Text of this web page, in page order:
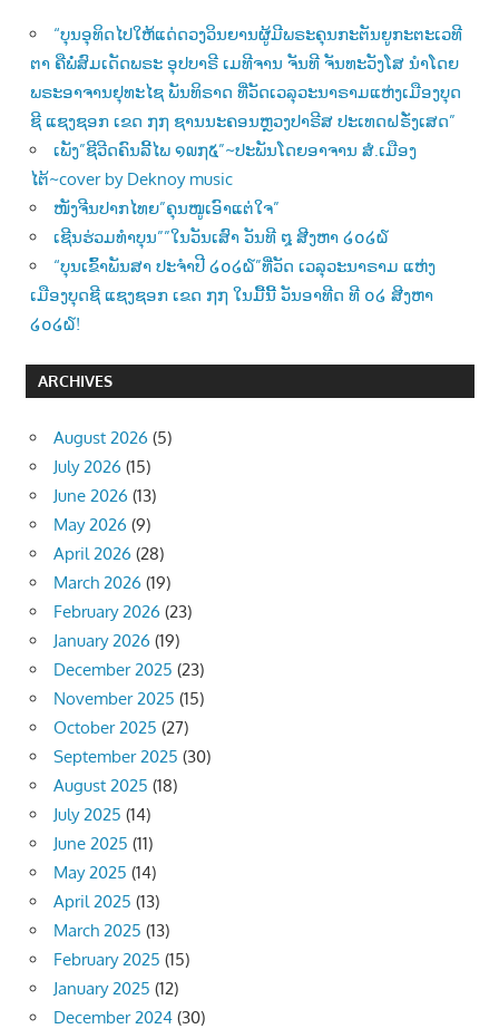
“ບຸນອຸທິດໄປໃຫ້ແດ່ດວງວິນຍານຜູ້ມີພຣະຄຸນກະຕັນຍູກະຕະເວທີ
ຕາ ຄືພໍ່ສົມເດັດພຣະ ອຸປບາຣີ ເມທີຈານ ຈັນທີ ຈັນທະວັງໂສ ນຳໂດຍ
ພຣະອາຈານຢຸທະໄຊ ພັນທິຣາດ ທີ່ວັດເວລຸວະນາຣາມແຫ່ງເມືອງບຸດ
ຊີ ແຊງຊອກ ເຂດ ໗໗ ຊານນະຄອນຫຼວງປາຣີສ ປະເທດຝຣັ່ງເສດ”
ເພັງ”ຊີວີດຄົນລີ້ໄພ ໑໙໗໕”~ປະພັນໂດຍອາຈານ ສໍ.ເມືອງ
ໄຕ້~cover by Deknoy music
ໜັງຈີນປາກໄທຍ”ຄຸນໜູເອົາແຕ່ໃຈ”
ເຊີນຮ່ວມທຳບຸນ””ໃນວັນເສົາ ວັນທີ ໘ ສີງຫາ ໒໐໒໖
“ບຸນເຂົ້າພັນສາ ປະຈຳປີ ໒໐໒໖”ທີ່ວັດ ເວລຸວະນາຣາມ ແຫ່ງ
ເມືອງບຸດຊີ ແຊງຊອກ ເຂດ ໗໗ ໃນມື້ນີ້ ວັນອາທີດ ທີ ໐໒ ສີງຫາ
໒໐໒໖!
ARCHIVES
August 2026 (5)
July 2026 (15)
June 2026 (13)
May 2026 (9)
April 2026 (28)
March 2026 (19)
February 2026 (23)
January 2026 (19)
December 2025 (23)
November 2025 (15)
October 2025 (27)
September 2025 (30)
August 2025 (18)
July 2025 (14)
June 2025 (11)
May 2025 (14)
April 2025 (13)
March 2025 (13)
February 2025 (15)
January 2025 (12)
December 2024 (30)